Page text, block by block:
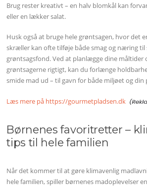
Brug rester kreativt – en halv blomkål kan
eller en lækker salat.
Husk også at bruge hele grøntsagen, hvor det
skræller kan ofte tilføje både smag og næring til
grøntsagsfond. Ved at planlægge dine måltider
grøntsagerne rigtigt, kan du forlænge
smide mad ud – til gavn for både miljøet og din
Læs mere på https://gourmetpladsen.dk
Børnenes favoritretter –
tips til hele familien
Når det kommer til at gøre klimavenlig
hele familien, spiller børnenes madoplevelser